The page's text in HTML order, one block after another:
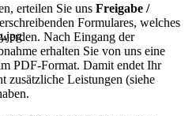
erteilen Sie uns Freigabe /
Formulares, welches
Nach Eingang der
erhalten Sie von uns eine
PDF-Format. Damit endet Ihr
zusätzliche Leistungen (siehe